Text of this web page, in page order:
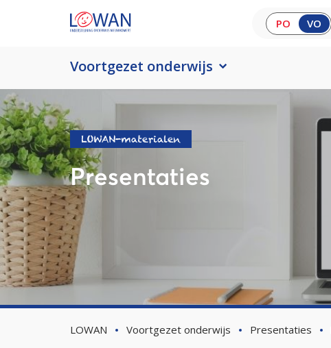
PO VO
Voortgezet onderwijs
LOWAN-materialen
Presentaties
LOWAN Voortgezet onderwijs Presentaties